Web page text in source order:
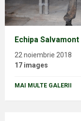
Echipa
22 noiembrie 2018
17 images
MAI MULTE GALERII